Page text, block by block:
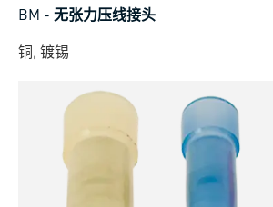
BM - 无张力压线接头
铜, 镀锡